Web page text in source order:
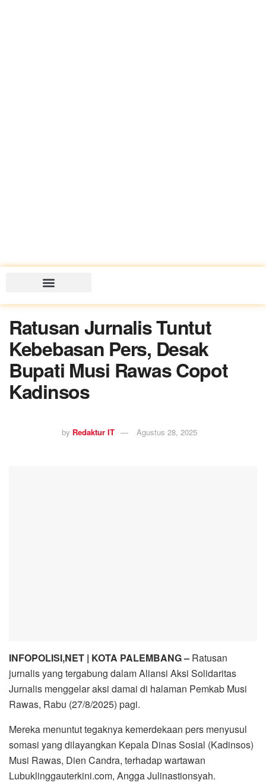
Ratusan Jurnalis Tuntut
Kebebasan Pers, Desak
Bupati Musi Rawas Copot
Kadinsos
by Redaktur IT Agustus 28, 2025
INFOPOLISI,NET | KOTA PALEMBANG – Ratusan
jurnalis yang tergabung dalam Aliansi Aksi Solidaritas
Jurnalis menggelar aksi damai di halaman Pemkab Musi
Rawas, Rabu (27/8/2025) pagi.
Mereka menuntut tegaknya kemerdekaan pers menyusul
somasi yang dilayangkan Kepala Dinas Sosial (Kadinsos)
Musi Rawas, Dien Candra, terhadap wartawan
Lubuklinggauterkini.com, Angga Julinastionsyah.